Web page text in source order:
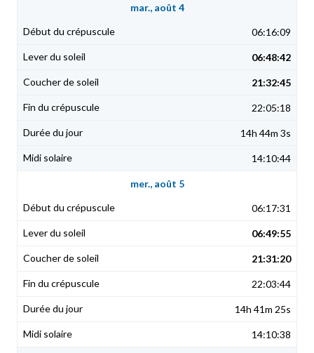
mar., août 4
06:16:09
06:48:42
21:32:45
22:05:18
14h 44m 3s
14:10:44
mer., août 5
06:17:31
06:49:55
21:31:20
22:03:44
14h 41m 25s
14:10:38